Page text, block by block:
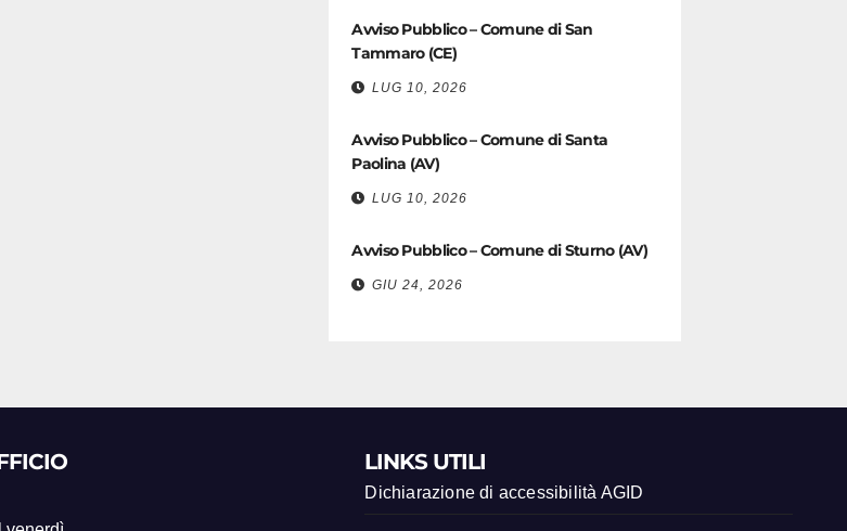
Avviso Pubblico – Comune di San
Tammaro (CE)
LUG 10, 2026
Avviso Pubblico – Comune di Santa
Paolina (AV)
LUG 10, 2026
Avviso Pubblico – Comune di Sturno (AV)
GIU 24, 2026
LINKS UTILI
Dichiarazione di accessibilità AGID